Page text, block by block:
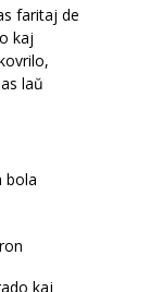
faritaj de
kaj
laŭ
bola
kaj